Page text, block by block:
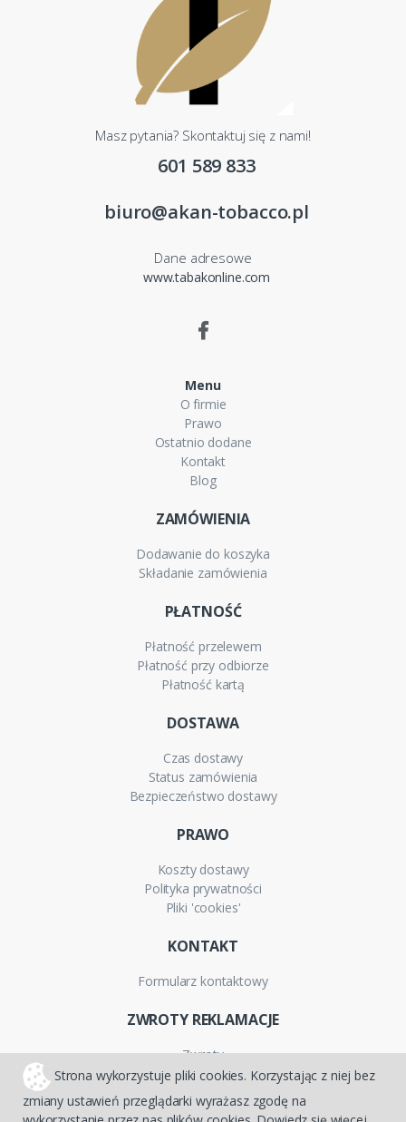
Strona wykorzystuje pliki cookies. Korzystając z niej bez
zmiany ustawień przeglądarki wyrażasz zgodę na
Masz pytania? Skontaktuj się z nami!
601 589 833
biuro@akan-tobacco.pl
Dane adresowe
www.tabakonline.com
Menu
O firmie
Prawo
Ostatnio dodane
Kontakt
Blog
ZAMÓWIENIA
Dodawanie do koszyka
Składanie zamówienia
PŁATNOŚĆ
Płatność przelewem
Płatność przy odbiorze
Płatność kartą
DOSTAWA
Czas dostawy
Status zamówienia
Bezpieczeństwo dostawy
PRAWO
Koszty dostawy
Polityka prywatności
Pliki 'cookies'
KONTAKT
Formularz kontaktowy
ZWROTY REKLAMACJE
Zwroty
Reklamacje
Gwarancja